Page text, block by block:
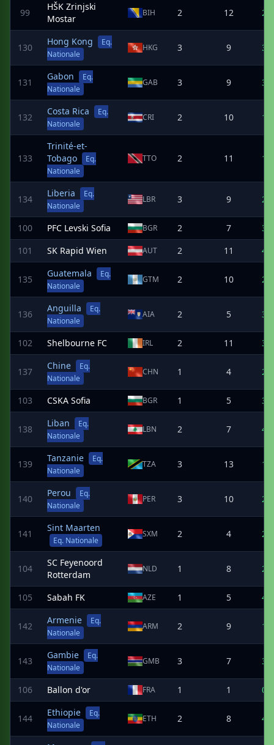
99
HŠK Zrinjski
Mostar
BIH 2 12 2
130
Hong Kong
Eq.
Nationale
HKG 3 9 3
131
Gabon
Eq.
Nationale
GAB 3 9 3
132
Costa Rica
Eq.
Nationale
CRI 2 10 1
133
Trinité-et-
Tobago
Eq.
Nationale
TTO 2 11 1
134
Liberia
Eq.
Nationale
LBR 3 9 2
100 PFC Levski Sofia BGR 2 7
3
101
SK Rapid Wien AUT 2 11 4
135
Guatemala
Eq.
Nationale
GTM 2 10 2
136
Anguilla
Eq.
Nationale
AIA 2 5 3
102 Shelbourne FC IRL 2 11 3
137
Chine
Eq.
Nationale
CHN 1 4 2
103 CSKA Sofia BGR 1 5 3
138
Liban
Eq.
Nationale
LBN 2 7 4
139
Tanzanie
Eq.
Nationale
TZA 3 13 1
140
Perou
Eq.
Nationale
PER 3 10 2
141
Sint Maarten
Eq. Nationale
SXM 2 4 2
104
SC Feyenoord
Rotterdam
NLD 1 8 2
105 Sabah FK AZE 1 5 4
142
Armenie
Eq.
Nationale
ARM 2 9 1
143
Gambie
Eq.
Nationale
GMB 3 7 3
106 Ballon d'or FRA 1 1 0
144
Ethiopie
Eq.
Nationale
ETH 2 8 4